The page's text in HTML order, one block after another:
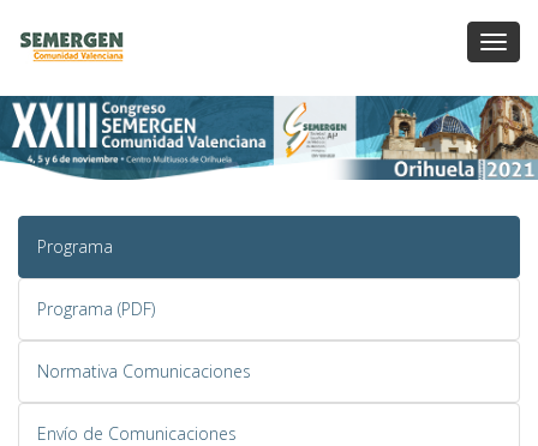
Programa
Programa (PDF)
Normativa Comunicaciones
Envío de Comunicaciones